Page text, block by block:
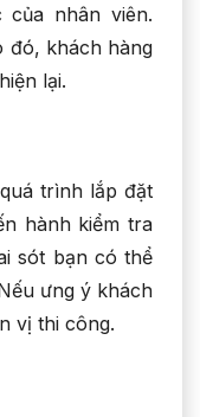
nhân viên.
đó, khách hàng
lại.
trình lắp đặt
hành kiểm tra
sót bạn có thể
ưng ý khách
vị thi công.